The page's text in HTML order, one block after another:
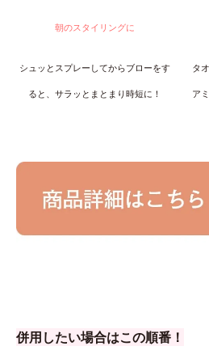
朝のスタイリングに
シュッとスプレーしてからブローをす
ると、サラッとまとまり時短に！
タ
ア
併用したい場合はこの順番！